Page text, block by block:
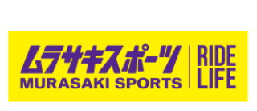
banpaku
Mr.K
chappy